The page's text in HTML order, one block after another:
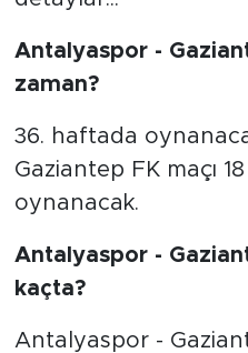
Antalyaspor -
zaman?
36. haftada
Gaziantep FK maçı
oynanacak.
Antalyaspor -
kaçta?
Antalyaspor -